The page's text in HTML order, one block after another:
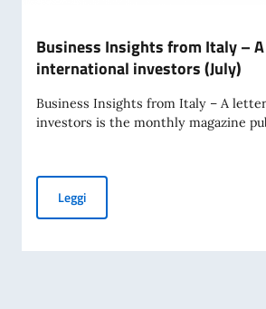
Business Insights from Italy –
international investors (July)
Business Insights from Italy – A
investors is the monthly magazine
LeggiBusiness Insights from Italy –